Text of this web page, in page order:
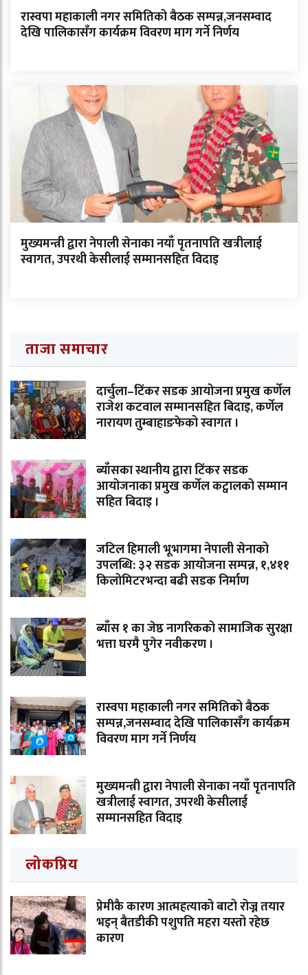
रास्वपा महाकाली नगर समितिको बैठक सम्पन्न,जनसम्वाद
देखि पालिकासँग कार्यक्रम विवरण माग गर्ने निर्णय
मुख्यमन्त्री द्वारा नेपाली सेनाका नयाँ पृतनापति खत्रीलाई
स्वागत, उपरथी केसीलाई सम्मानसहित विदाइ
ताजा समाचार
दार्चुला–टिंकर सडक आयोजना प्रमुख कर्णेल
राजेश कटवाल सम्मानसहित बिदाइ, कर्णेल
नारायण तुम्बाहाङफेको स्वागत ।
ब्याँसका स्थानीय द्वारा टिंकर सडक
आयोजनाका प्रमुख कर्णेल कट्वालको सम्मान
सहित बिदाइ ।
जटिल हिमाली भूभागमा नेपाली सेनाको
उपलब्धि: ३२ सडक आयोजना सम्पन्न, १,४११
किलोमिटरभन्दा बढी सडक निर्माण
ब्याँस १ का जेष्ठ नागरिकको सामाजिक सुरक्षा
भत्ता घरमै पुगेर नवीकरण ।
रास्वपा महाकाली नगर समितिको बैठक
सम्पन्न,जनसम्वाद देखि पालिकासँग कार्यक्रम
विवरण माग गर्ने निर्णय
मुख्यमन्त्री द्वारा नेपाली सेनाका नयाँ पृतनापति
खत्रीलाई स्वागत, उपरथी केसीलाई
सम्मानसहित विदाइ
लोकप्रिय
प्रेमीकै कारण आत्महत्याको बाटो रोज्न तयार
भइन् बैतडीकी पशुपति महरा यस्तो रहेछ
कारण